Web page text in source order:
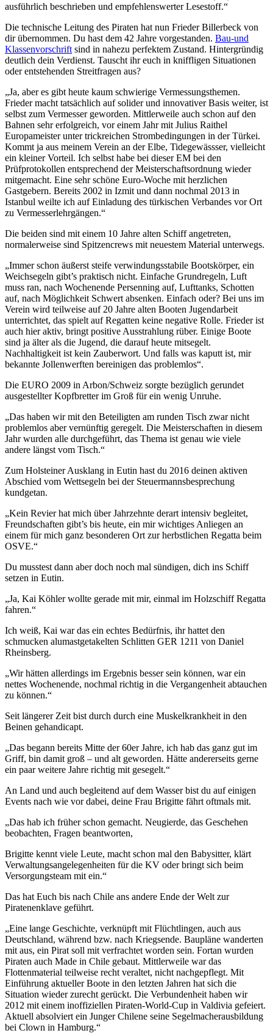
ausführlich beschrieben und empfehlenswerter Lesestoff.“
Die technische Leitung des Piraten hat nun Frieder Billerbeck von
dir übernommen. Du hast dem 42 Jahre vorgestanden. Bau-und
Klassenvorschrift sind in nahezu perfektem Zustand. Hintergründig
deutlich dein Verdienst. Tauscht ihr euch in kniffligen Situationen
oder entstehenden Streitfragen aus?
„Ja, aber es gibt heute kaum schwierige Vermessungsthemen.
Frieder macht tatsächlich auf solider und innovativer Basis weiter, ist
selbst zum Vermesser geworden. Mittlerweile auch schon auf den
Bahnen sehr erfolgreich, vor einem Jahr mit Julius Raithel
Europameister unter trickreichen Strombedingungen in der Türkei.
Kommt ja aus meinem Verein an der Elbe, Tidegewässser, vielleicht
ein kleiner Vorteil. Ich selbst habe bei dieser EM bei den
Prüfprotokollen entsprechend der Meisterschaftsordnung wieder
mitgemacht. Eine sehr schöne Euro-Woche mit herzlichen
Gastgebern. Bereits 2002 in Izmit und dann nochmal 2013 in
Istanbul weilte ich auf Einladung des türkischen Verbandes vor Ort
zu Vermesserlehrgängen.“
Die beiden sind mit einem 10 Jahre alten Schiff angetreten,
normalerweise sind Spitzencrews mit neuestem Material unterwegs.
„Immer schon äußerst steife verwindungsstabile Bootskörper, ein
Weichsegeln gibt’s praktisch nicht. Einfache Grundregeln, Luft
muss ran, nach Wochenende Persenning auf, Lufttanks, Schotten
auf, nach Möglichkeit Schwert absenken. Einfach oder? Bei uns im
Verein wird teilweise auf 20 Jahre alten Booten Jugendarbeit
unterrichtet, das spielt auf Regatten keine negative Rolle. Frieder ist
auch hier aktiv, bringt positive Ausstrahlung rüber. Einige Boote
sind ja älter als die Jugend, die darauf heute mitsegelt.
Nachhaltigkeit ist kein Zauberwort. Und falls was kaputt ist, mir
bekannte Jollenwerften bereinigen das problemlos“.
Die EURO 2009 in Arbon/Schweiz sorgte bezüglich gerundet
ausgestellter Kopfbretter im Groß für ein wenig Unruhe.
„Das haben wir mit den Beteiligten am runden Tisch zwar nicht
problemlos aber vernünftig geregelt. Die Meisterschaften in diesem
Jahr wurden alle durchgeführt, das Thema ist genau wie viele
andere längst vom Tisch.“
Zum Holsteiner Ausklang in Eutin hast du 2016 deinen aktiven
Abschied vom Wettsegeln bei der Steuermannsbesprechung
kundgetan.
„Kein Revier hat mich über Jahrzehnte derart intensiv begleitet,
Freundschaften gibt’s bis heute, ein mir wichtiges Anliegen an
einem für mich ganz besonderen Ort zur herbstlichen Regatta beim
OSVE.“
Du musstest dann aber doch noch mal sündigen, dich ins Schiff
setzen in Eutin.
„Ja, Kai Köhler wollte gerade mit mir, einmal im Holzschiff Regatta
fahren.“
Ich weiß, Kai war das ein echtes Bedürfnis, ihr hattet den
schmucken alumastgetakelten Schlitten GER 1211 von Daniel
Rheinsberg.
„Wir hätten allerdings im Ergebnis besser sein können, war ein
nettes Wochenende, nochmal richtig in die Vergangenheit abtauchen
zu können.“
Seit längerer Zeit bist durch durch eine Muskelkrankheit in den
Beinen gehandicapt.
„Das begann bereits Mitte der 60er Jahre, ich hab das ganz gut im
Griff, bin damit groß – und alt geworden. Hätte andererseits gerne
ein paar weitere Jahre richtig mit gesegelt.“
An Land und auch begleitend auf dem Wasser bist du auf einigen
Events nach wie vor dabei, deine Frau Brigitte fährt oftmals mit.
„Das hab ich früher schon gemacht. Neugierde, das Geschehen
beobachten, Fragen beantworten,
Brigitte kennt viele Leute, macht schon mal den Babysitter, klärt
Verwaltungsangelegenheiten für die KV oder bringt sich beim
Versorgungsteam mit ein.“
Das hat Euch bis nach Chile ans andere Ende der Welt zur
Piratenenklave geführt.
„Eine lange Geschichte, verknüpft mit Flüchtlingen, auch aus
Deutschland, während bzw. nach Kriegsende. Baupläne wanderten
mit aus, ein Pirat soll mit verfrachtet worden sein. Fortan wurden
Piraten auch Made in Chile gebaut. Mittlerweile war das
Flottenmaterial teilweise recht veraltet, nicht nachgepflegt. Mit
Einführung aktueller Boote in den letzten Jahren hat sich die
Situation wieder zurecht gerückt. Die Verbundenheit haben wir
2012 mit einem inoffiziellen Piraten-World-Cup in Valdivia gefeiert.
Aktuell absolviert ein Junger Chilene seine Segelmacherausbildung
bei Clown in Hamburg.“